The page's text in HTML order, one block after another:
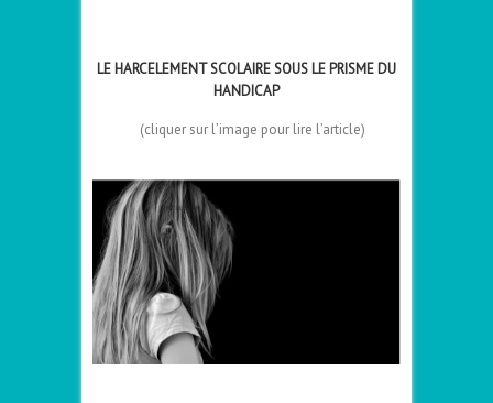
LE HARCELEMENT SCOLAIRE SOUS LE PRISME DU
HANDICAP
(cliquer sur l’image pour lire l’article)